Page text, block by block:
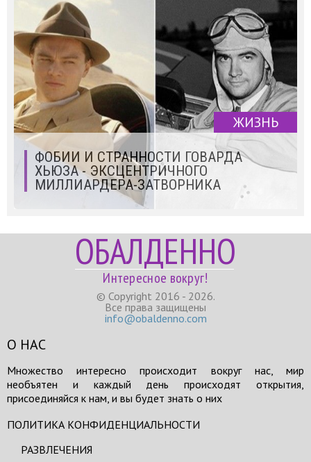
ЖИЗНЬ
ФОБИИ И СТРАННОСТИ ГОВАРДА
ХЬЮЗА - ЭКСЦЕНТРИЧНОГО
МИЛЛИАРДЕРА-ЗАТВОРНИКА
ОБАЛДЕННО
Интересное вокруг!
© Copyright 2016 - 2026.
Все права защищены
info@obaldenno.com
О НАС
Множество интересно происходит вокруг нас, мир
необъятен и каждый день происходят открытия,
присоединяйся к нам, и вы будет знать о них
ПОЛИТИКА КОНФИДЕНЦИАЛЬНОСТИ
РАЗВЛЕЧЕНИЯ